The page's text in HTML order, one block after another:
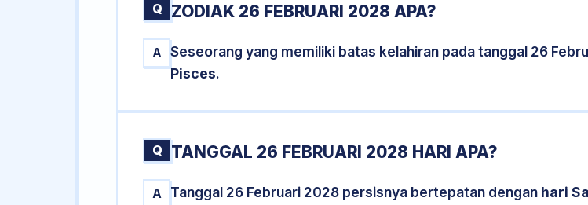
Q ZODIAK 26 FEBRUARI 2028 APA?
A Seseorang yang memiliki batas kelahiran pada tanggal 26
Pisces.
Q TANGGAL 26 FEBRUARI 2028 HARI APA?
A Tanggal 26 Februari 2028 persisnya bertepatan dengan hari